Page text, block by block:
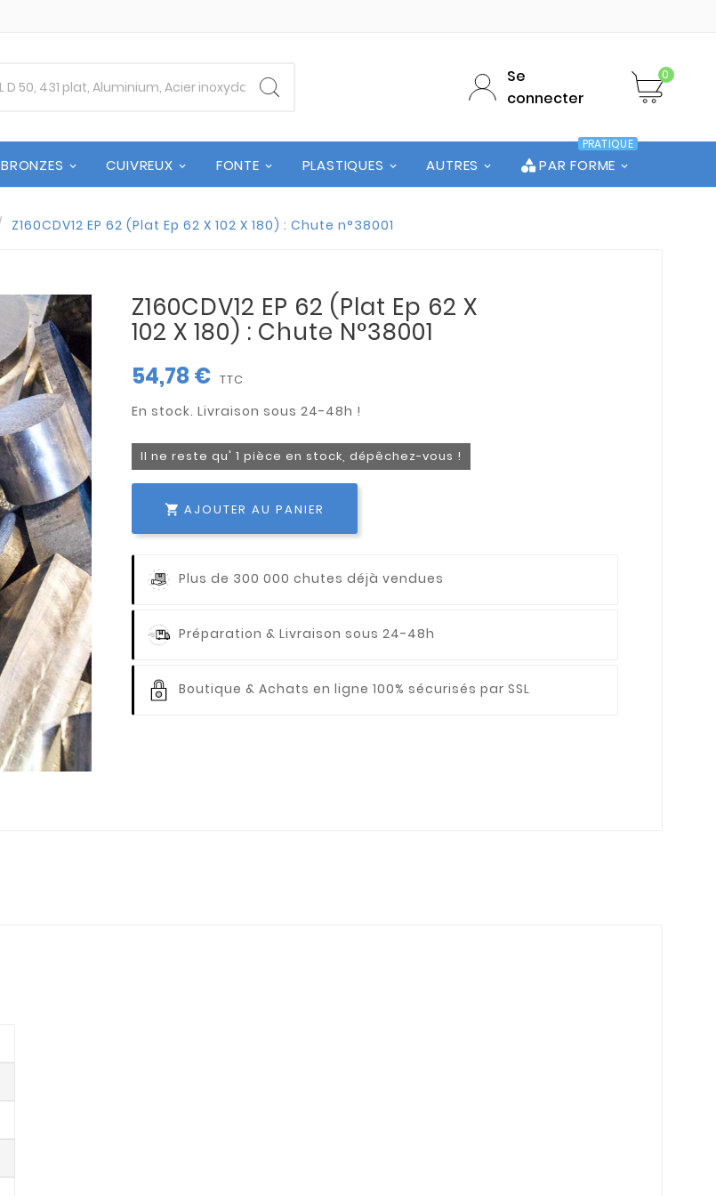
Se
connecter
0
BRONZES CUIVREUX FONTE PLASTIQUES AUTRES PAR FORME
PRATIQUE
Z160CDV12 EP 62 (Plat Ep 62 X 102 X 180) : Chute n°38001
Z160CDV12 EP 62 (Plat Ep 62 X
102 X 180) : Chute N°38001
54,78 € TTC
Il ne reste qu' 1 pièce en stock, dépêchez-vous !
 AJOUTER AU PANIER
Plus de 300 000 chutes déjà vendues
Préparation & Livraison sous 24-48h
Boutique & Achats en ligne 100% sécurisés par SSL